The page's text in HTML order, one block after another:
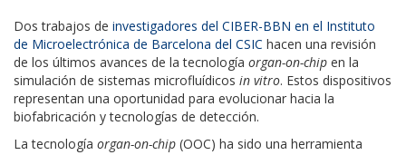
Dos trabajos de investigadores del CIBER-BBN en el Instituto
de Microelectrónica de Barcelona del CSIC hacen una revisión
de los últimos avances de la tecnología organ-on-chip en la
simulación de sistemas microfluídicos in vitro. Estos dispositivos
representan una oportunidad para evolucionar hacia la
biofabricación y tecnologías de detección.
La tecnología organ-on-chip (OOC) ha sido una herramienta